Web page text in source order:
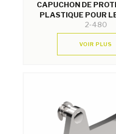
CAPUCHON DE
PLASTIQUE POUR
2-480
VOIR PLUS